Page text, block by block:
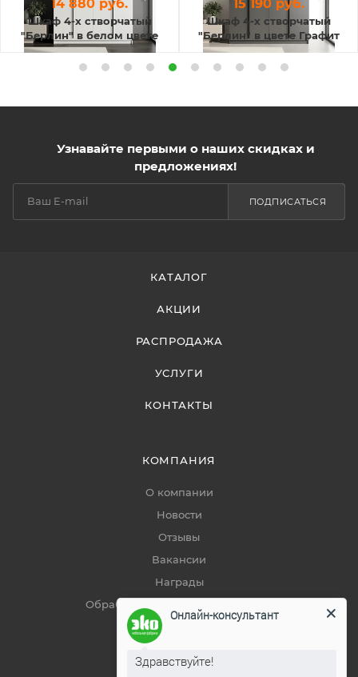
Шкаф 4-х створчатый
"Берлин" в белом цвете
14 880 руб.
Шкаф 4-х створчатый
"Берлин" в цвете Графит
15 190 руб.
Узнавайте первыми о наших скидках и
предложениях!
ПОДПИСАТЬСЯ
КАТАЛОГ
АКЦИИ
РАСПРОДАЖА
УСЛУГИ
КОНТАКТЫ
КОМПАНИЯ
О компании
Новости
Отзывы
Вакансии
Награды
Обработка персональных данных
ПОМОЩЬ
Онлайн-консультант
Здравствуйте!